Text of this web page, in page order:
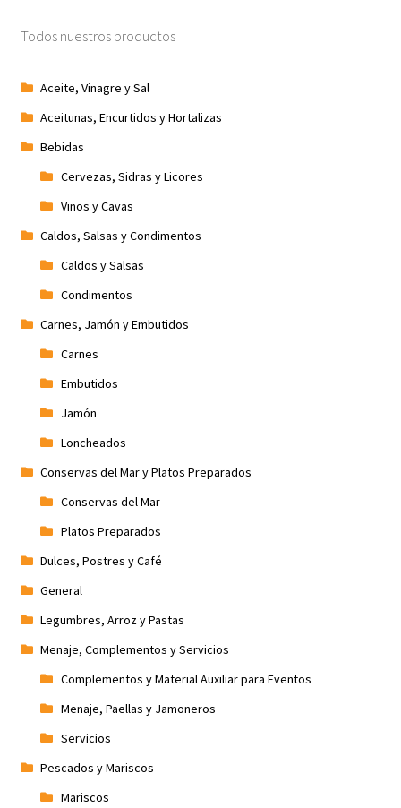
Promociones
Términos y condiciones
Tienda
Todos nuestros productos
Aceite, Vinagre y Sal
Aceitunas, Encurtidos y Hortalizas
Bebidas
Cervezas, Sidras y Licores
Vinos y Cavas
Caldos, Salsas y Condimentos
Caldos y Salsas
Condimentos
Carnes, Jamón y Embutidos
Carnes
Embutidos
Jamón
Loncheados
Conservas del Mar y Platos Preparados
Conservas del Mar
Platos Preparados
Dulces, Postres y Café
General
Legumbres, Arroz y Pastas
Menaje, Complementos y Servicios
Complementos y Material Auxiliar para Eventos
Menaje, Paellas y Jamoneros
Servicios
Pescados y Mariscos
Mariscos